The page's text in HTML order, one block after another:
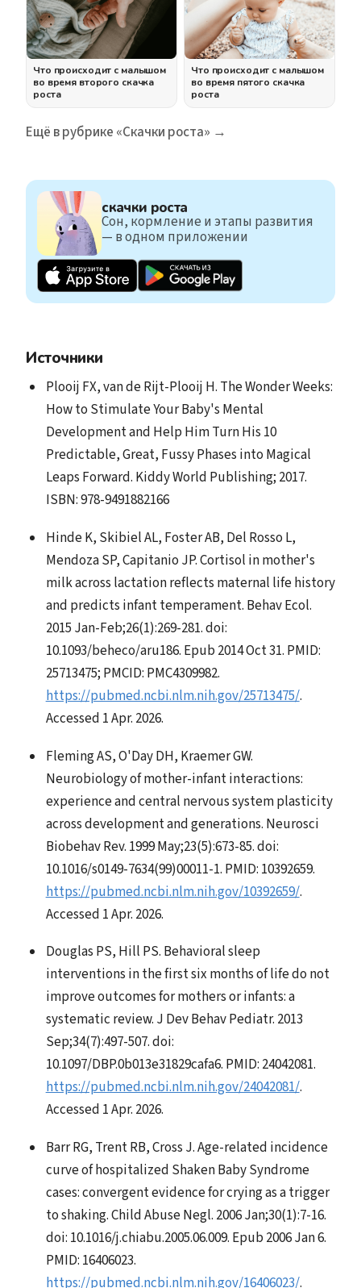
Что происходит с малышом
во время второго скачка
роста
Что происходит с малышом
во время пятого скачка
роста
Ещё в рубрике «Скачки роста» →
скачки роста
Сон, кормление и этапы развития
— в одном приложении
Источники
Plooij FX, van de Rijt-Plooij H. The Wonder Weeks:
How to Stimulate Your Baby's Mental
Development and Help Him Turn His 10
Predictable, Great, Fussy Phases into Magical
Leaps Forward. Kiddy World Publishing; 2017.
ISBN: 978-9491882166
Hinde K, Skibiel AL, Foster AB, Del Rosso L,
Mendoza SP, Capitanio JP. Cortisol in mother's
milk across lactation reflects maternal life history
and predicts infant temperament. Behav Ecol.
2015 Jan-Feb;26(1):269-281. doi:
10.1093/beheco/aru186. Epub 2014 Oct 31. PMID:
25713475; PMCID: PMC4309982.
https://pubmed.ncbi.nlm.nih.gov/25713475/.
Accessed 1 Apr. 2026.
Fleming AS, O'Day DH, Kraemer GW.
Neurobiology of mother-infant interactions:
experience and central nervous system plasticity
across development and generations. Neurosci
Biobehav Rev. 1999 May;23(5):673-85. doi:
10.1016/s0149-7634(99)00011-1. PMID: 10392659.
https://pubmed.ncbi.nlm.nih.gov/10392659/.
Accessed 1 Apr. 2026.
Douglas PS, Hill PS. Behavioral sleep
interventions in the first six months of life do not
improve outcomes for mothers or infants: a
systematic review. J Dev Behav Pediatr. 2013
Sep;34(7):497-507. doi:
10.1097/DBP.0b013e31829cafa6. PMID: 24042081.
https://pubmed.ncbi.nlm.nih.gov/24042081/.
Accessed 1 Apr. 2026.
Barr RG, Trent RB, Cross J. Age-related incidence
curve of hospitalized Shaken Baby Syndrome
cases: convergent evidence for crying as a trigger
to shaking. Child Abuse Negl. 2006 Jan;30(1):7-16.
doi: 10.1016/j.chiabu.2005.06.009. Epub 2006 Jan 6.
PMID: 16406023.
https://pubmed.ncbi.nlm.nih.gov/16406023/.